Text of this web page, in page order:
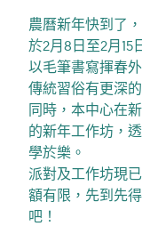
農曆新年快到了
於2月8日至2月15
以毛筆書寫揮春
傳統習俗有更深
同時，本中心在
的新年工作坊，
學於樂。
派對及工作坊現
額有限， 先到先
吧！